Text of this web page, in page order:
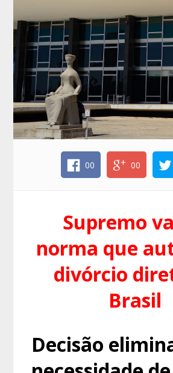
00 00
Supremo
norma que
divórcio
Brasil
Decisão